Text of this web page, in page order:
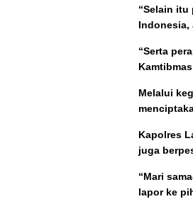
“Selain itu
Indonesia,
“Serta
Melalui
Kapolres
juga
“Mari
lapor ke